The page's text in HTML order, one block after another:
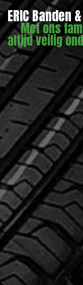
ERIC Banden
Met ons
altijd veilig